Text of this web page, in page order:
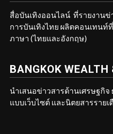
สื่อบันเทิงออนไลน์ ที่รายงานข่
การบันเทิงไทย ผลิตคอนเทน
ภาษา (ไทยและอังกฤษ)
BANGKOK WEALTH
นำเสนอข่าวสารด้านเศรษฐกิจ
แบบเว็บไซต์ และนิตยสารรายเ